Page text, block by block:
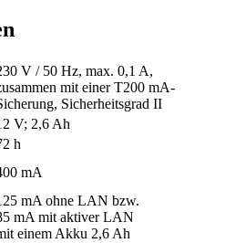
V / 50 Hz, max. 0,1 A,
mit einer T200 mA-
Sicherheitsgrad II
V; 2,6 Ah
h
mA
mA ohne LAN bzw.
mA mit aktiver LAN
einem Akku 2,6 Ah